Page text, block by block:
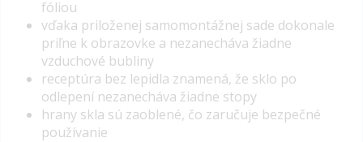
fóliou
vďaka priloženej samomontážnej sade dokonale
priľne k obrazovke a nezanecháva žiadne
vzduchové bubliny
receptúra ​​bez lepidla znamená, že sklo po
odlepení nezanecháva žiadne stopy
hrany skla sú zaoblené, čo zaručuje bezpečné
používanie